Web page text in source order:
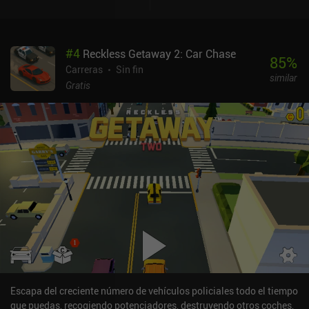
hace que el juego resulte muy relajado y casi zen. Mientras
corremos por las colinas, debemos dar volteretas hacia atrás y
hacia delante y ganar tiempo en el aire para conseguir puntos que
nivel de personaje, ganamos un punto que podemos distribuir
entre las estadísticas de "fuerza" y "resistencia" para aumentar
nuestra potencia.Sin embargo, lo que realmente distingue al juego
es su estilo artístico tranquilo y atmosférico, que me recuerda
mucho a Alto's Adventure o Sky: Children of the Light. Combinado
con un ciclo día/noche y un sistema meteorológico siempre
cambiante, crea una gran experiencia de juego.Los controles son
igual de sencillos, con cuatro botones para inclinarse hacia atrás,
hacia delante, acelerar y frenar.Mountain Bike Xtreme se monetiza
mediante anuncios forzados ocasionales y anuncios incentivados
para cambiar instantáneamente el tiempo y la hora del día en el
juego. Por desgracia, no hay forma de pagar para eliminar estos
anuncios, pero afortunadamente no aparecen constantemente.
#4 Reckless Getaway 2: Car Chase
Carreras
Sin fin
Gratis
85%
similar
Escapa del creciente número de vehículos policiales todo el tiempo
que puedas, recogiendo potenciadores, destruyendo otros coches,